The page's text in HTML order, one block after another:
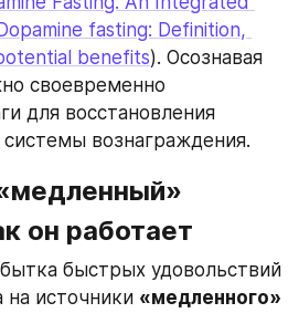
Dopamine fasting: Definition,
benefits). Осознавая
своевременно
для восстановления
системы вознаграждения.
он работает
быстрых удовольствий
источники «медленного»